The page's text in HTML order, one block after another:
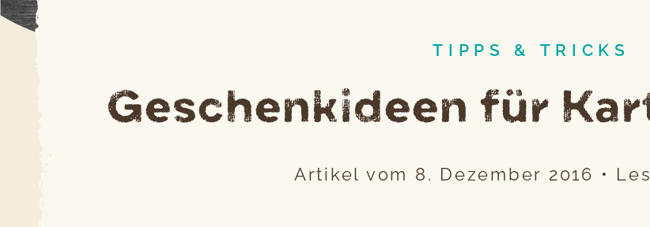
TIPPS & TRICKS
Geschenkideen für
Artikel vom 8. Dezember 2016 •